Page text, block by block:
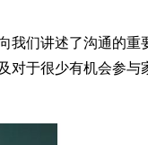
我们讲述了沟通的重
对于很少有机会参与